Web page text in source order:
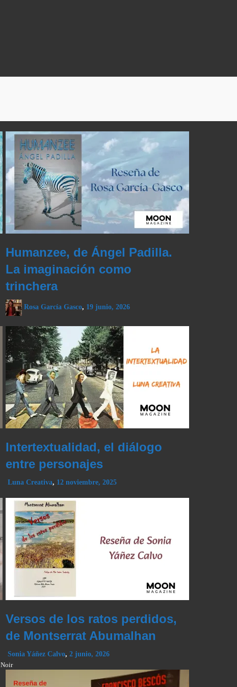
Humanzee, de Ángel Padilla.
La imaginación como
trinchera
Rosa García Gasco, 19 junio, 2026
Intertextualidad, el diálogo
entre personajes
Luna Creativa, 12 noviembre, 2025
Versos de los ratos perdidos,
de Montserrat Abumalhan
Sonia Yáñez Calvo, 2 junio, 2026
Noir